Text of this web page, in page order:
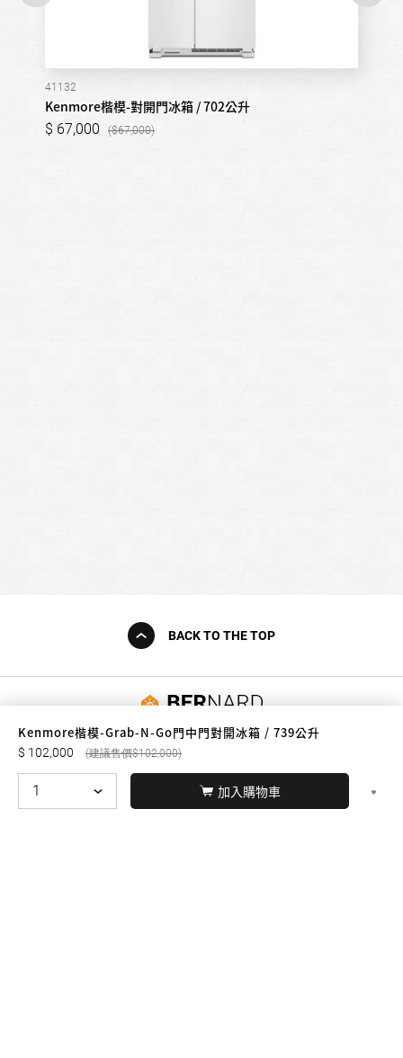
Kenmore楷模-Grab-N-Go門中門對開冰箱 / 739公升
102,000 102,000
加入購物車
41132
Kenmore楷模-對開門冰箱 / 702公升
67,000 67,000
BACK TO THE TOP
友誠購物
© BERNARD 2021 WEBDESIGN